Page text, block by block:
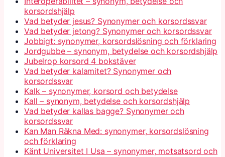
korsordshjälp
Vad betyder jesus? Synonymer och korsordssvar
Vad betyder jetong? Synonymer och korsordssvar
Jobbigt: synonymer, korsordslösning och förklaring
Jordgubbe – synonym, betydelse och korsordshjälp
Jubelrop korsord 4 bokstäver
Vad betyder kalamitet? Synonymer och
korsordssvar
Kalk – synonymer, korsord och betydelse
Kall – synonym, betydelse och korsordshjälp
Vad betyder kallas bagge? Synonymer och
korsordssvar
Kan Man Räkna Med: synonymer, korsordslösning
och förklaring
Känt Universitet I Usa – synonymer, motsatsord och